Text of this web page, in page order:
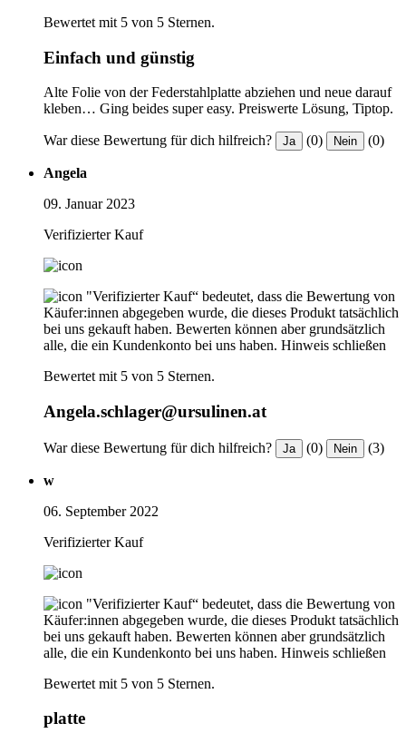
Bewertet mit 5 von 5 Sternen.
Einfach und günstig
Alte Folie von der Federstahlplatte abziehen und neue darauf
kleben… Ging beides super easy. Preiswerte Lösung, Tiptop.
War diese Bewertung für dich hilfreich? Ja (0) Nein (0)
Angela
09. Januar 2023
Verifizierter Kauf
"Verifizierter Kauf“ bedeutet, dass die Bewertung von
Käufer:innen abgegeben wurde, die dieses Produkt tatsächlich
bei uns gekauft haben. Bewerten können aber grundsätzlich
alle, die ein Kundenkonto bei uns haben. Hinweis schließen
Bewertet mit 5 von 5 Sternen.
Angela.schlager@ursulinen.at
War diese Bewertung für dich hilfreich? Ja (0) Nein (3)
w
06. September 2022
Verifizierter Kauf
"Verifizierter Kauf“ bedeutet, dass die Bewertung von
Käufer:innen abgegeben wurde, die dieses Produkt tatsächlich
bei uns gekauft haben. Bewerten können aber grundsätzlich
alle, die ein Kundenkonto bei uns haben. Hinweis schließen
Bewertet mit 5 von 5 Sternen.
platte